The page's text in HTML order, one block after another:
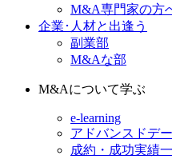
M&A専門家の方
企業･人材と出逢う
副業部
M&Aな部
M&Aについて学ぶ
e-learning
アドバンスドデ
成約・成功実績